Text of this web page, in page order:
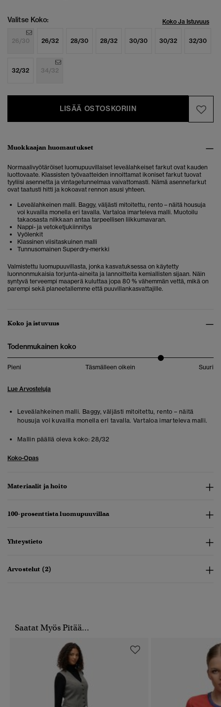
Valitse Koko: Koko Ja Istuvuus
26/30 26/32 28/30 28/32 30/30 30/32 32/30
32/32 34/32
LISÄÄ OSTOSKORIIN
Muokkaajan huomautukset
Normaalivyötäröiset luomupuuvillaiset leveälahkeiset farkut ovat kauden
luottovaate. Klassisten työvaatteiden innoittamat ikoniset farkut tuovat
tyyliisi asennetta ja vintagetunnelmaa vaivattomasti. Nämä asennefarkut
ovat taatusti hitti ja kokoavat rennon asusi yhteen.
Leveälahkeinen malli. Baggy, väljästi mitoitettu, rento – näitä housuja
voi kuvailla monella eri tavalla. Vartaloa imarteleva malli. Muotoilu
takaosasta nilkkaan antaa tarpeellisen liikkumavaran.
Nappi- ja vetoketjukiinnitys
Vyölenkit
Klassinen viisitaskuinen malli
Tunnusomainen Superdry-merkki
Valmistettu luomupuuvillasta, jonka kasvatuksessa on käytetty
luonnonmukaisia torjunta-aineita ja lannoitteita kemiallisten sijaan. Näin
syntyvä terveempi maaperä kuluttaa jopa 80 % vähemmän vettä, mikä on
parempi sekä planeetallemme että puuvillankasvattajille.
Koko ja istuvuus
Todenmukainen koko
Pieni Täsmälleen oikein Suuri
Lue Arvosteluja
Leveälahkeinen malli. Baggy, väljästi mitoitettu, rento – näitä
housuja voi kuvailla monella eri tavalla. Vartaloa imarteleva malli.
Mallin päällä oleva koko: 28/32
Koko-Opas
Materiaalit ja hoito
100-prosenttista luomupuuvillaa
Yhteystieto
Arvostelut (2)
Saatat Myös Pitää...